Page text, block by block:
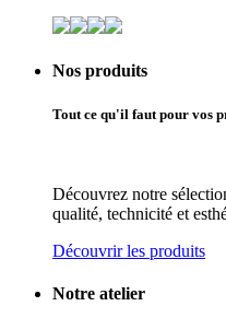
Nos produits
Tout ce qu'il faut pour vos
Découvrez notre
qualité, technicité et
Découvrir les produits
Notre atelier